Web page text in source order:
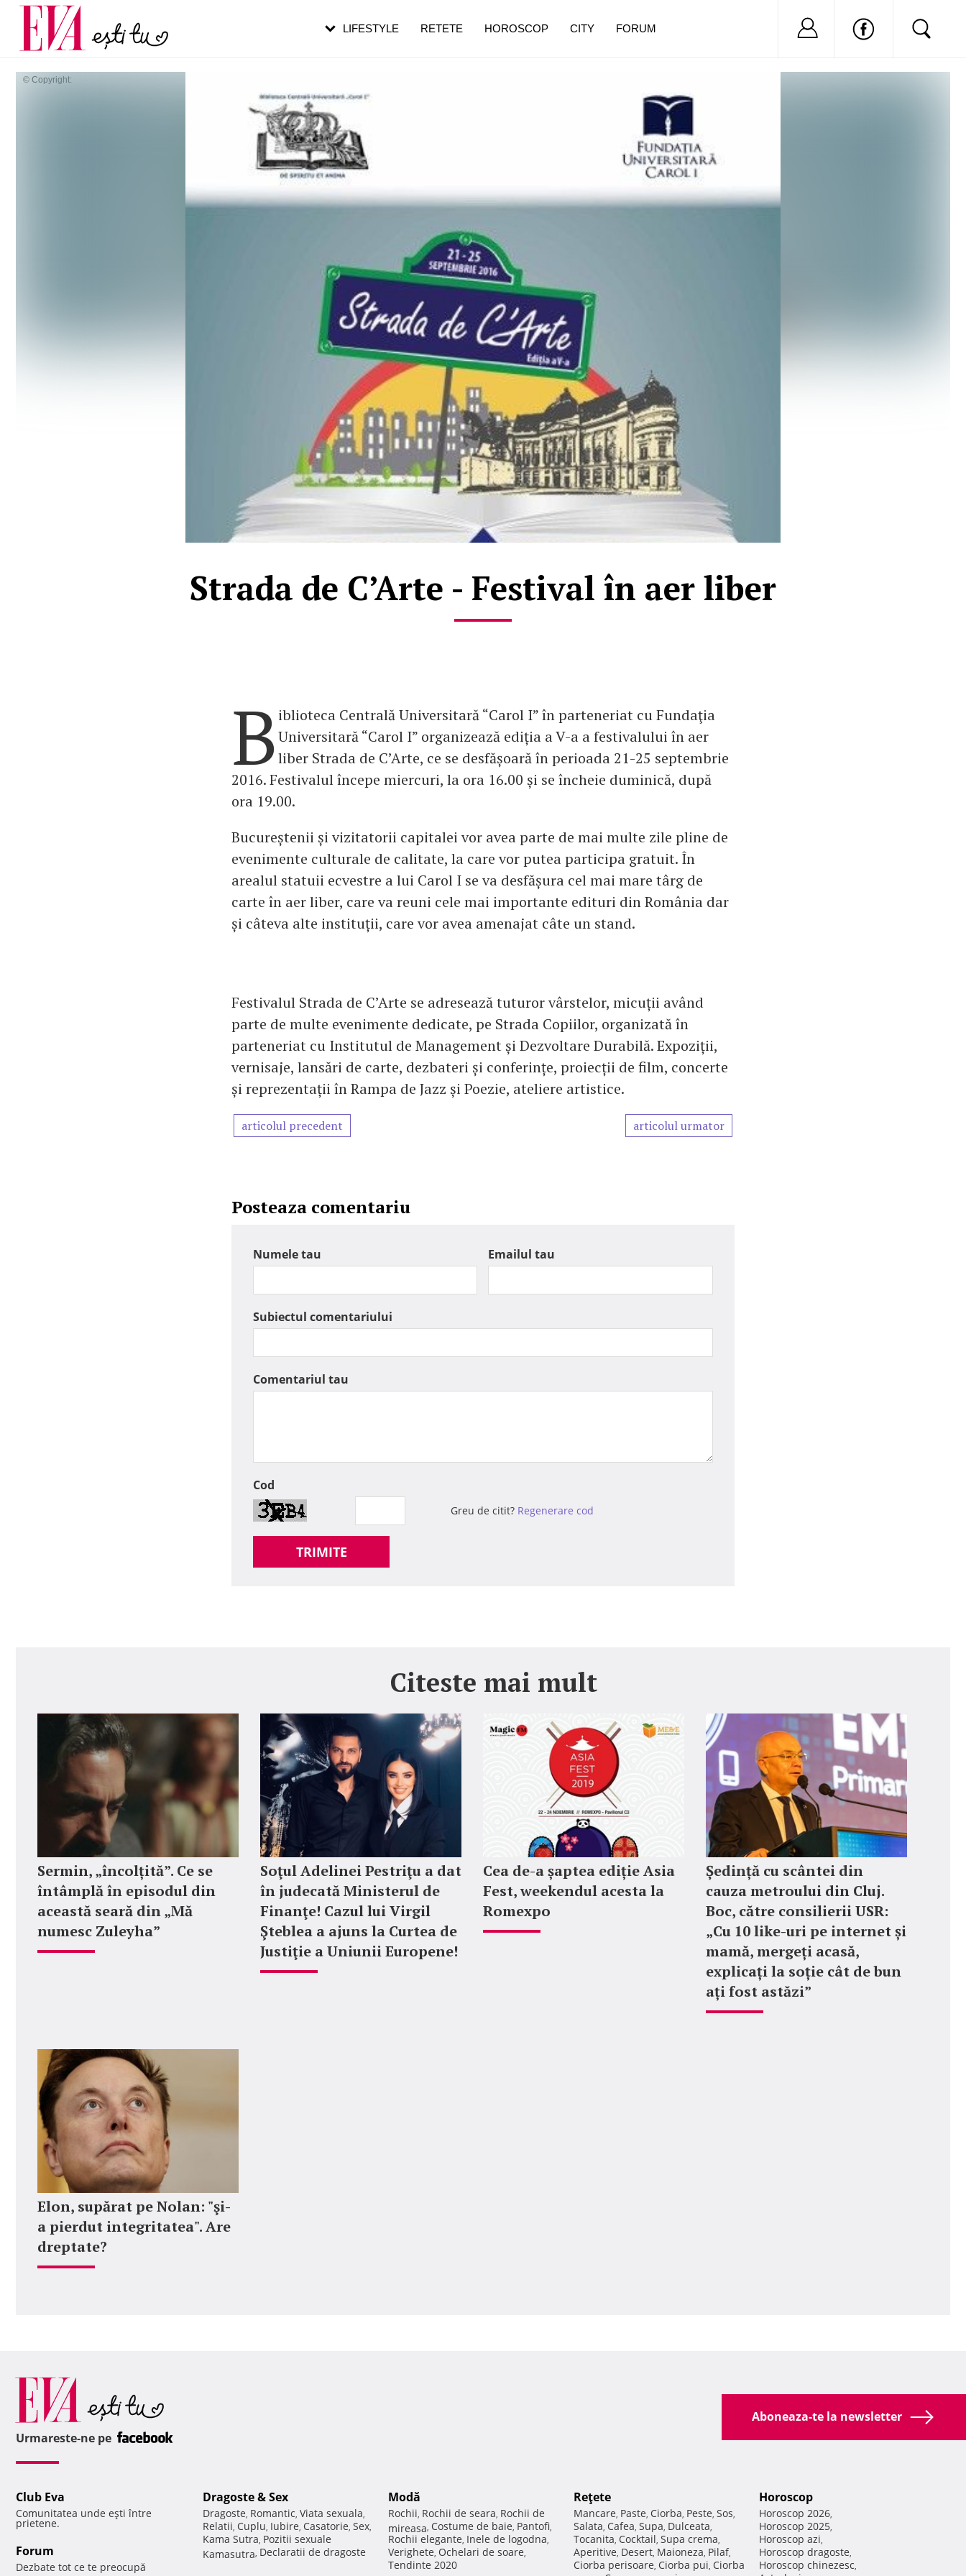
© Copyright:
Strada de C’Arte - Festival în aer liber
B iblioteca Centrală Universitară “Carol I” în parteneriat cu Fundaţia
Universitară “Carol I” organizează ediția a V-a a festivalului în aer
liber Strada de C’Arte, ce se desfășoară în perioada 21-25 septembrie
2016. Festivalul începe miercuri, la ora 16.00 și se încheie duminică, după
ora 19.00.
Bucureștenii și vizitatorii capitalei vor avea parte de mai multe zile pline de
evenimente culturale de calitate, la care vor putea participa gratuit. În
arealul statuii ecvestre a lui Carol I se va desfășura cel mai mare târg de
carte în aer liber, care va reuni cele mai importante edituri din România dar
și câteva alte instituții, care vor avea amenajat câte un stand.
Festivalul Strada de C’Arte se adresează tuturor vârstelor, micuții având
parte de multe evenimente dedicate, pe Strada Copiilor, organizată în
parteneriat cu Institutul de Management și Dezvoltare Durabilă. Expoziții,
vernisaje, lansări de carte, dezbateri și conferințe, proiecții de film, concerte
și reprezentații în Rampa de Jazz și Poezie, ateliere artistice.
articolul precedent articolul urmator
Posteaza comentariu
Numele tau Emailul tau
Subiectul comentariului
Comentariul tau
Cod
Greu de citit? Regenerare cod
TRIMITE
Citeste mai mult
Sermin, „încolțită”. Ce se
întâmplă în episodul din
această seară din „Mă
numesc Zuleyha”
Soţul Adelinei Pestriţu a dat
în judecată Ministerul de
Finanţe! Cazul lui Virgil
Şteblea a ajuns la Curtea de
Justiţie a Uniunii Europene!
Cea de-a șaptea ediție Asia
Fest, weekendul acesta la
Romexpo
Ședință cu scântei din
cauza metroului din Cluj.
Boc, către consilierii USR:
„Cu 10 like-uri pe internet și
mamă, mergeți acasă,
explicați la soție cât de bun
ați fost astăzi”
Elon, supărat pe Nolan: "şi-
a pierdut integritatea". Are
dreptate?
LIFESTYLE RETETE HOROSCOP CITY FORUM Nu ai cont?
Carieră
Actualitate
pe măsură ce înaintezi în vârstă
de dureroasă este investigația
Aboneaza-te la newsletter
Urmareste-ne pe
Club Eva
Comunitatea unde eşti între
prietene.
Forum
Dezbate tot ce te preocupă
Dragoste & Sex
Dragoste, Romantic, Viata sexuala,
Relatii, Cuplu, Iubire, Casatorie, Sex,
Kama Sutra, Pozitii sexuale
Kamasutra, Declaratii de dragoste
Modă
Rochii, Rochii de seara, Rochii de
mireasa, Costume de baie, Pantofi,
Rochii elegante, Inele de logodna,
Verighete, Ochelari de soare,
Tendinte 2020
Reţete
Mancare, Paste, Ciorba, Peste, Sos,
Salata, Cafea, Supa, Dulceata,
Tocanita, Cocktail, Supa crema,
Aperitive, Desert, Maioneza, Pilaf,
Ciorba perisoare, Ciorba pui, Ciorba
Horoscop
Horoscop 2026,
Horoscop 2025,
Horoscop azi,
Horoscop dragoste,
Horoscop chinezesc,